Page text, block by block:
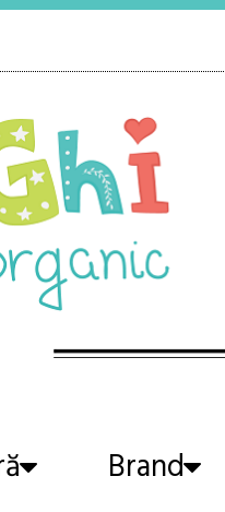
Brand